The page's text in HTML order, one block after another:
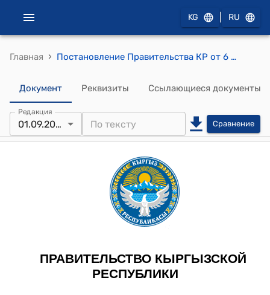
KG RU
Главная › Постановление Правительства КР от 6 февраля 2013 года № 52 "О внесении изменений и дополнений в некоторые решения Правительства Кыргызской Республики"
Документ Реквизиты Ссылающиеся документы
Редакция
01.09.2025 Сравнение